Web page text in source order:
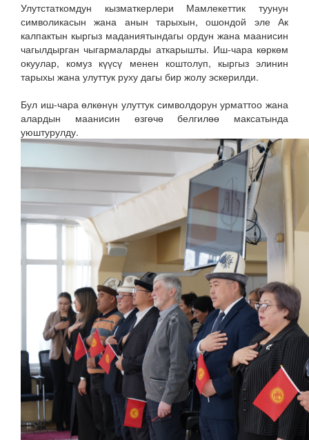
Улутстаткомдун кызматкерлери Мамлекеттик туунун
символикасын жана анын тарыхын, ошондой эле Ак
калпактын кыргыз маданиятындагы ордун жана маанисин
чагылдырган чыгармаларды аткарышты. Иш-чара көркөм
окуулар, комуз күүсү менен коштолуп, кыргыз элинин
тарыхы жана улуттук руху дагы бир жолу эскерилди.
Бул иш-чара өлкөнүн улуттук символдорун урматтоо жана
алардын маанисин өзгөчө белгилөө максатында
уюштурулду.